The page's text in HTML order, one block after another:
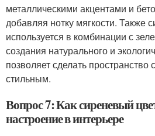
металлическими акцентами и
добавляя нотку мягкости. Также
используется в комбинации с
создания натурального и
позволяет сделать
стильным.
Вопрос 7: Как сиреневый
настроение в интерьере